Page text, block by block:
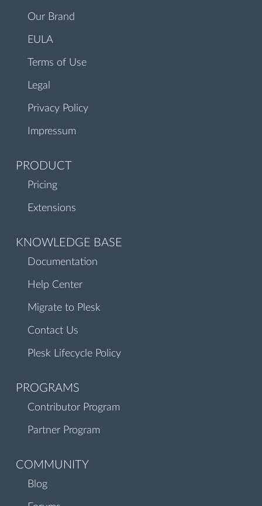
Our Brand
EULA
Terms of Use
Legal
Privacy Policy
Impressum
PRODUCT
Pricing
Extensions
KNOWLEDGE BASE
Documentation
Help Center
Migrate to Plesk
Contact Us
Plesk Lifecycle Policy
PROGRAMS
Contributor Program
Partner Program
COMMUNITY
Blog